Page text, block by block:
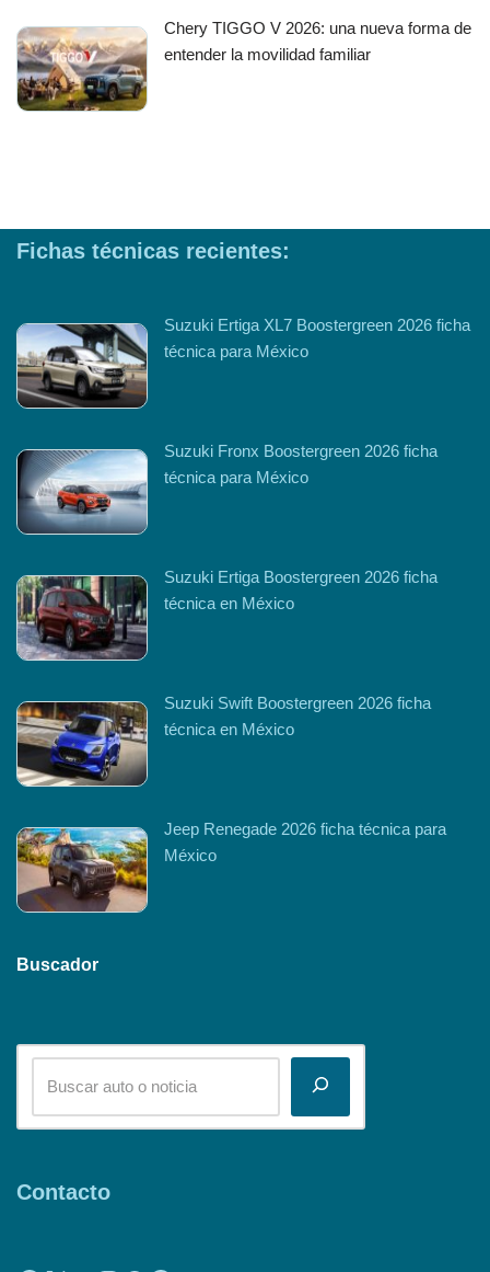
Chery TIGGO V 2026: una nueva forma de
entender la movilidad familiar
Fichas técnicas recientes:
Suzuki Ertiga XL7 Boostergreen 2026 ficha
técnica para México
Suzuki Fronx Boostergreen 2026 ficha
técnica para México
Suzuki Ertiga Boostergreen 2026 ficha
técnica en México
Suzuki Swift Boostergreen 2026 ficha
técnica en México
Jeep Renegade 2026 ficha técnica para
México
Buscador
Contacto